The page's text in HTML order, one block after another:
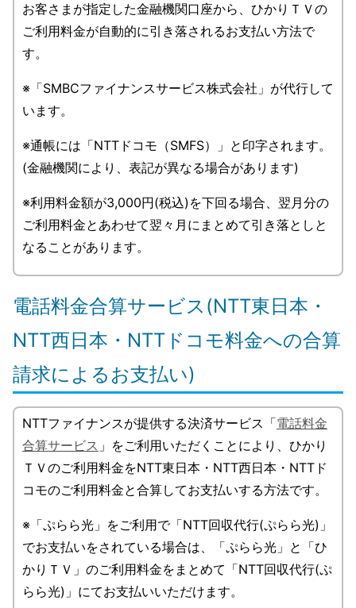
お客さまが指定した金融機関口座から、ひかりＴＶの
ご利用料金が自動的に引き落されるお支払い方法で
す。
※「SMBCファイナンスサービス株式会社」が代行して
います。
※通帳には「NTTドコモ（SMFS）」と印字されます。
(金融機関により、表記が異なる場合があります)
※利用料金額が3,000円(税込)を下回る場合、翌月分の
ご利用料金とあわせて翌々月にまとめて引き落としと
なることがあります。
電話料金合算サービス(NTT東日本・
NTT西日本・NTTドコモ料金への合算
請求によるお支払い)
NTTファイナンスが提供する決済サービス「電話料金
合算サービス 」をご利用いただくことにより、ひかり
ＴＶのご利用料金をNTT東日本・NTT西日本・NTTド
コモのご利用料金と合算してお支払いする方法です。
※「ぷらら光」をご利用で「NTT回収代行(ぷらら光)」
でお支払いをされている場合は、「ぷらら光」と「ひ
かりＴＶ」のご利用料金をまとめて「NTT回収代行(ぷ
らら光)」にてお支払いいただけます。